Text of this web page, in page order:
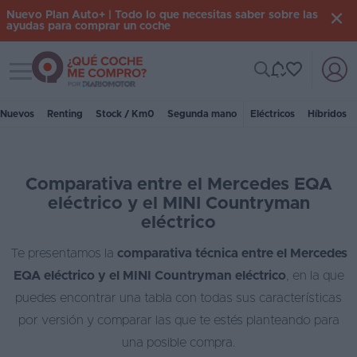
Iniciar
Coches
nuevos
Suscripción
KM
Nuevo Plan Auto+ | Todo lo que necesitas saber sobre las
ayudas para comprar un coche
Toggle navigation
Nuevos Renting Stock / Km0 Segunda mano Eléctricos Híbridos
Comparativa entre el Mercedes EQA
eléctrico y el MINI Countryman
eléctrico
Te presentamos la comparativa técnica entre el Mercedes
EQA eléctrico y el MINI Countryman eléctrico , en la que
puedes encontrar una tabla con todas sus características
por versión y comparar las que te estés planteando para
una posible compra.